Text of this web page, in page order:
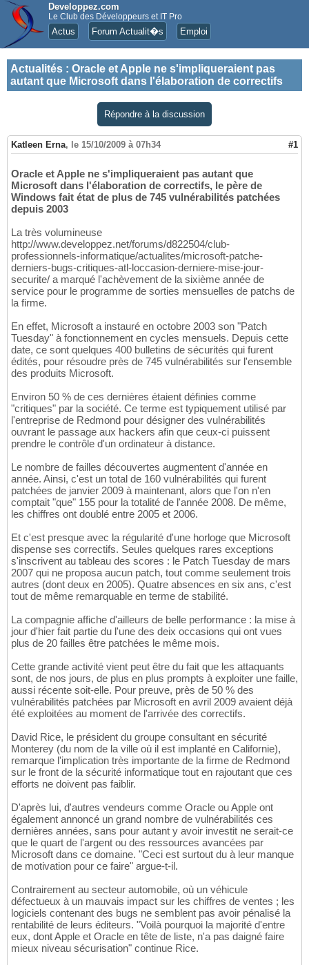
Developpez.com
Le Club des Développeurs et IT Pro
Actus Forum Actualit�s Emploi
Actualités : Oracle et Apple ne s'impliqueraient pas
autant que Microsoft dans l'élaboration de correctifs
Répondre à la discussion
Katleen Erna, le 15/10/2009 à 07h34 #1
Oracle et Apple ne s'impliqueraient pas autant que
Microsoft dans l'élaboration de correctifs, le père de
Windows fait état de plus de 745 vulnérabilités patchées
depuis 2003
La très volumineuse
http://www.developpez.net/forums/d822504/club-
professionnels-informatique/actualites/microsoft-patche-
derniers-bugs-critiques-atl-loccasion-derniere-mise-jour-
securite/ a marqué l'achèvement de la sixième année de
service pour le programme de sorties mensuelles de patchs de
la firme.
En effet, Microsoft a instauré en octobre 2003 son "Patch
Tuesday" à fonctionnement en cycles mensuels. Depuis cette
date, ce sont quelques 400 bulletins de sécurités qui furent
édités, pour résoudre près de 745 vulnérabilités sur l'ensemble
des produits Microsoft.
Environ 50 % de ces dernières étaient définies comme
"critiques" par la société. Ce terme est typiquement utilisé par
l'entreprise de Redmond pour désigner des vulnérabilités
ouvrant le passage aux hackers afin que ceux-ci puissent
prendre le contrôle d'un ordinateur à distance.
Le nombre de failles découvertes augmentent d'année en
année. Ainsi, c'est un total de 160 vulnérabilités qui furent
patchées de janvier 2009 à maintenant, alors que l'on n'en
comptait "que" 155 pour la totalité de l'année 2008. De même,
les chiffres ont doublé entre 2005 et 2006.
Et c'est presque avec la régularité d'une horloge que Microsoft
dispense ses correctifs. Seules quelques rares exceptions
s'inscrivent au tableau des scores : le Patch Tuesday de mars
2007 qui ne proposa aucun patch, tout comme seulement trois
autres (dont deux en 2005). Quatre absences en six ans, c'est
tout de même remarquable en terme de stabilité.
La compagnie affiche d'ailleurs de belle performance : la mise à
jour d'hier fait partie du l'une des deix occasions qui ont vues
plus de 20 failles être patchées le même mois.
Cette grande activité vient peut être du fait que les attaquants
sont, de nos jours, de plus en plus prompts à exploiter une faille,
aussi récente soit-elle. Pour preuve, près de 50 % des
vulnérabilités patchées par Microsoft en avril 2009 avaient déjà
été exploitées au moment de l'arrivée des correctifs.
David Rice, le président du groupe consultant en sécurité
Monterey (du nom de la ville où il est implanté en Californie),
remarque l'implication très importante de la firme de Redmond
sur le front de la sécurité informatique tout en rajoutant que ces
efforts ne doivent pas faiblir.
D'après lui, d'autres vendeurs comme Oracle ou Apple ont
également annoncé un grand nombre de vulnérabilités ces
dernières années, sans pour autant y avoir investit ne serait-ce
que le quart de l'argent ou des ressources avancées par
Microsoft dans ce domaine. "Ceci est surtout du à leur manque
de motivation pour ce faire" argue-t-il.
Contrairement au secteur automobile, où un véhicule
défectueux à un mauvais impact sur les chiffres de ventes ; les
logiciels contenant des bugs ne semblent pas avoir pénalisé la
rentabilité de leurs éditeurs. "Voilà pourquoi la majorité d'entre
eux, dont Apple et Oracle en tête de liste, n'a pas daigné faire
mieux niveau sécurisation" continue Rice.